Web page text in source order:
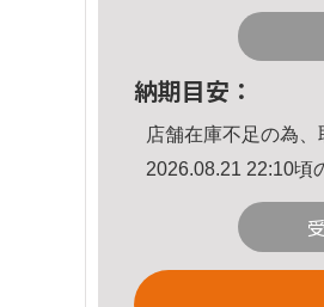
納期目安：
店舗在庫不足の為、
2026.08.21 22:10頃